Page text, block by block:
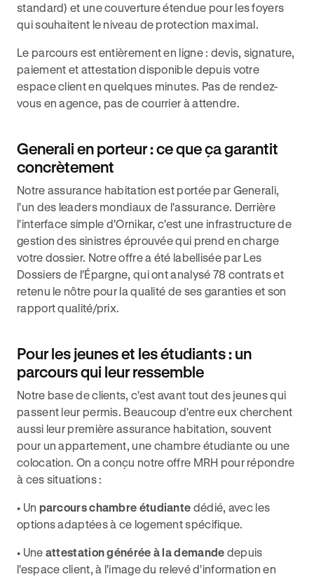
standard) et une couverture étendue pour les foyers
qui souhaitent le niveau de protection maximal.
Le parcours est entièrement en ligne : devis, signature,
paiement et attestation disponible depuis votre
espace client en quelques minutes. Pas de rendez-
vous en agence, pas de courrier à attendre.
Generali en porteur : ce que ça garantit
concrètement
Notre assurance habitation est portée par Generali,
l'un des leaders mondiaux de l'assurance. Derrière
l'interface simple d'Ornikar, c'est une infrastructure de
gestion des sinistres éprouvée qui prend en charge
votre dossier. Notre offre a été labellisée par Les
Dossiers de l'Épargne, qui ont analysé 78 contrats et
retenu le nôtre pour la qualité de ses garanties et son
rapport qualité/prix.
Pour les jeunes et les étudiants : un
parcours qui leur ressemble
Notre base de clients, c'est avant tout des jeunes qui
passent leur permis. Beaucoup d'entre eux cherchent
aussi leur première assurance habitation, souvent
pour un appartement, une chambre étudiante ou une
colocation. On a conçu notre offre MRH pour répondre
à ces situations :
• Un parcours chambre étudiante dédié, avec les
options adaptées à ce logement spécifique.
• Une attestation générée à la demande depuis
l'espace client, à l'image du relevé d'information en